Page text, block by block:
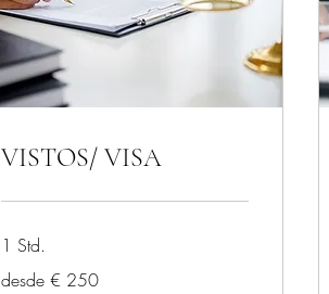
VISTOS/ VISA
1 Std.
€
desde € 250